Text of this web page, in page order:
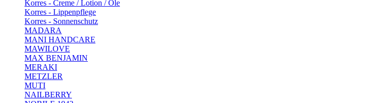
Korres - Creme / Lotion / Öle
Korres - Lippenpflege
Korres - Sonnenschutz
MADARA
MANI HANDCARE
MAWILOVE
MAX BENJAMIN
MERAKI
METZLER
MUTI
NAILBERRY